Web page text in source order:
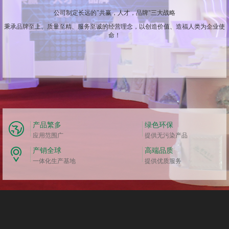
公司制定长远的"共赢，人才，品牌"三大战略
秉承品牌至上、质量至精、服务至诚的经营理念，以创造价值、造福人类为企业使
命！
产品繁多
应用范围广
绿色环保
提供无污染产品
产销全球
一体化生产基地
高端品质
提供优质服务